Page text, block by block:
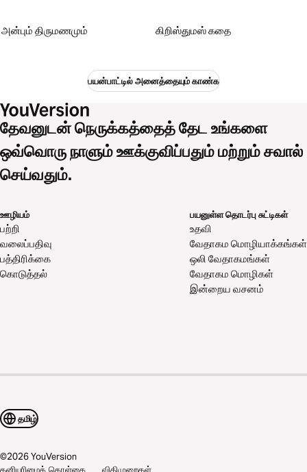
அன்பும் திருமணமும் கிறிஸ்துமஸ் கதை
பயன்பாட்டில் அனைத்தையும் காண்க
தேவனுடன் நெருக்கத்தைத் தேட உங்களை
ஒவ்வொரு நாளும் ஊக்குவிப்பதும் மற்றும் சவால்
செய்வதும்.
ஊழியம்
பற்றி
வலைப்பதிவு
பத்திரிக்கை
கொடுத்தல்
பயனுள்ள தொடர்பு சுட்டிகள்
உதவி
வேதாகம மொழியாக்கங்கள்
ஒலி வேதாகமங்கள்
வேதாகம மொழிகள்
இன்றைய வசனம்
தமிழ்
©2026YouVersion
தனியுரிமைக் கொள்கை விதிமுறைகள்